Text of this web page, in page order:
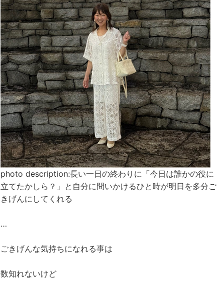
photo description:長い一日の終わりに「今日は誰かの役に
立てたかしら？」と自分に問いかけるひと時が明日を多分ご
きげんにしてくれる
…
ごきげんな気持ちになれる事は
数知れないけど